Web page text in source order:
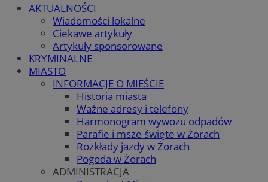
AKTUALNOŚCI
Wiadomości lokalne
Ciekawe artykuły
Artykuły sponsorowane
KRYMINALNE
MIASTO
INFORMACJE O MIEŚCIE
Historia miasta
Ważne adresy i telefony
Harmonogram wywozu odpadów
Parafie i msze święte w Żorach
Rozkłady jazdy w Żorach
Pogoda w Żorach
ADMINISTRACJA